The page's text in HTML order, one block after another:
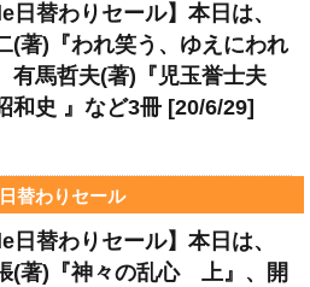
日替わりセール】本日は、
(著)『われ笑う、ゆえにわれ
有馬哲夫(著)『児玉誉士夫
和史 』など3冊 [20/6/29]
替わりセール
日替わりセール】本日は、
(著)『神々の乱心 上』、開